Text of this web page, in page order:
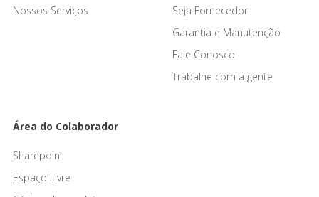
Nossos Serviços
Seja Fornecedor
Garantia e Manutenção
Fale Conosco
Trabalhe com a gente
Área do Colaborador
Sharepoint
Espaço Livre